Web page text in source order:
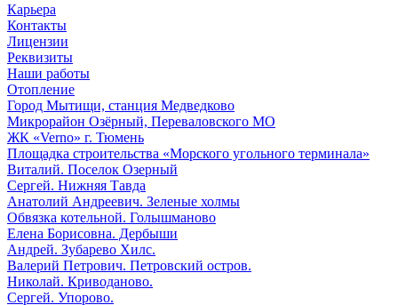
Карьера
Контакты
Лицензии
Реквизиты
Наши работы
Отопление
Город Мытищи, станция Медведково
Микрорайон Озёрный, Переваловского МО
ЖК «Verno» г. Тюмень
Площадка строительства «Морского угольного терминала»
Виталий. Поселок Озерный
Сергей. Нижняя Тавда
Анатолий Андреевич. Зеленые холмы
Обвязка котельной. Голышманово
Елена Борисовна. Дербыши
Андрей. Зубарево Хилс.
Валерий Петрович. Петровский остров.
Николай. Криводаново.
Сергей. Упорово.